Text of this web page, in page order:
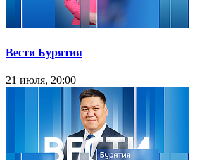
Вести Бурятия
21 июля, 20:00